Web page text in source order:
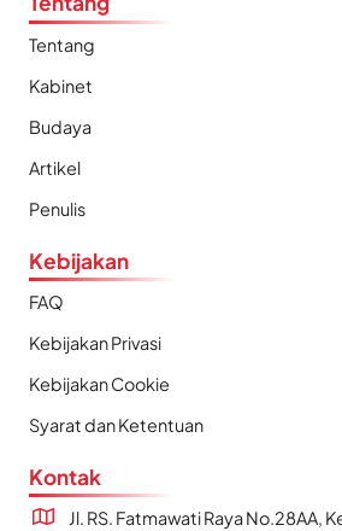
Tentang
Kabinet
Budaya
Artikel
Penulis
Kebijakan
FAQ
Kebijakan Privasi
Kebijakan Cookie
Syarat dan Ketentuan
Kontak
Jl. RS. Fatmawati Raya No.28AA,